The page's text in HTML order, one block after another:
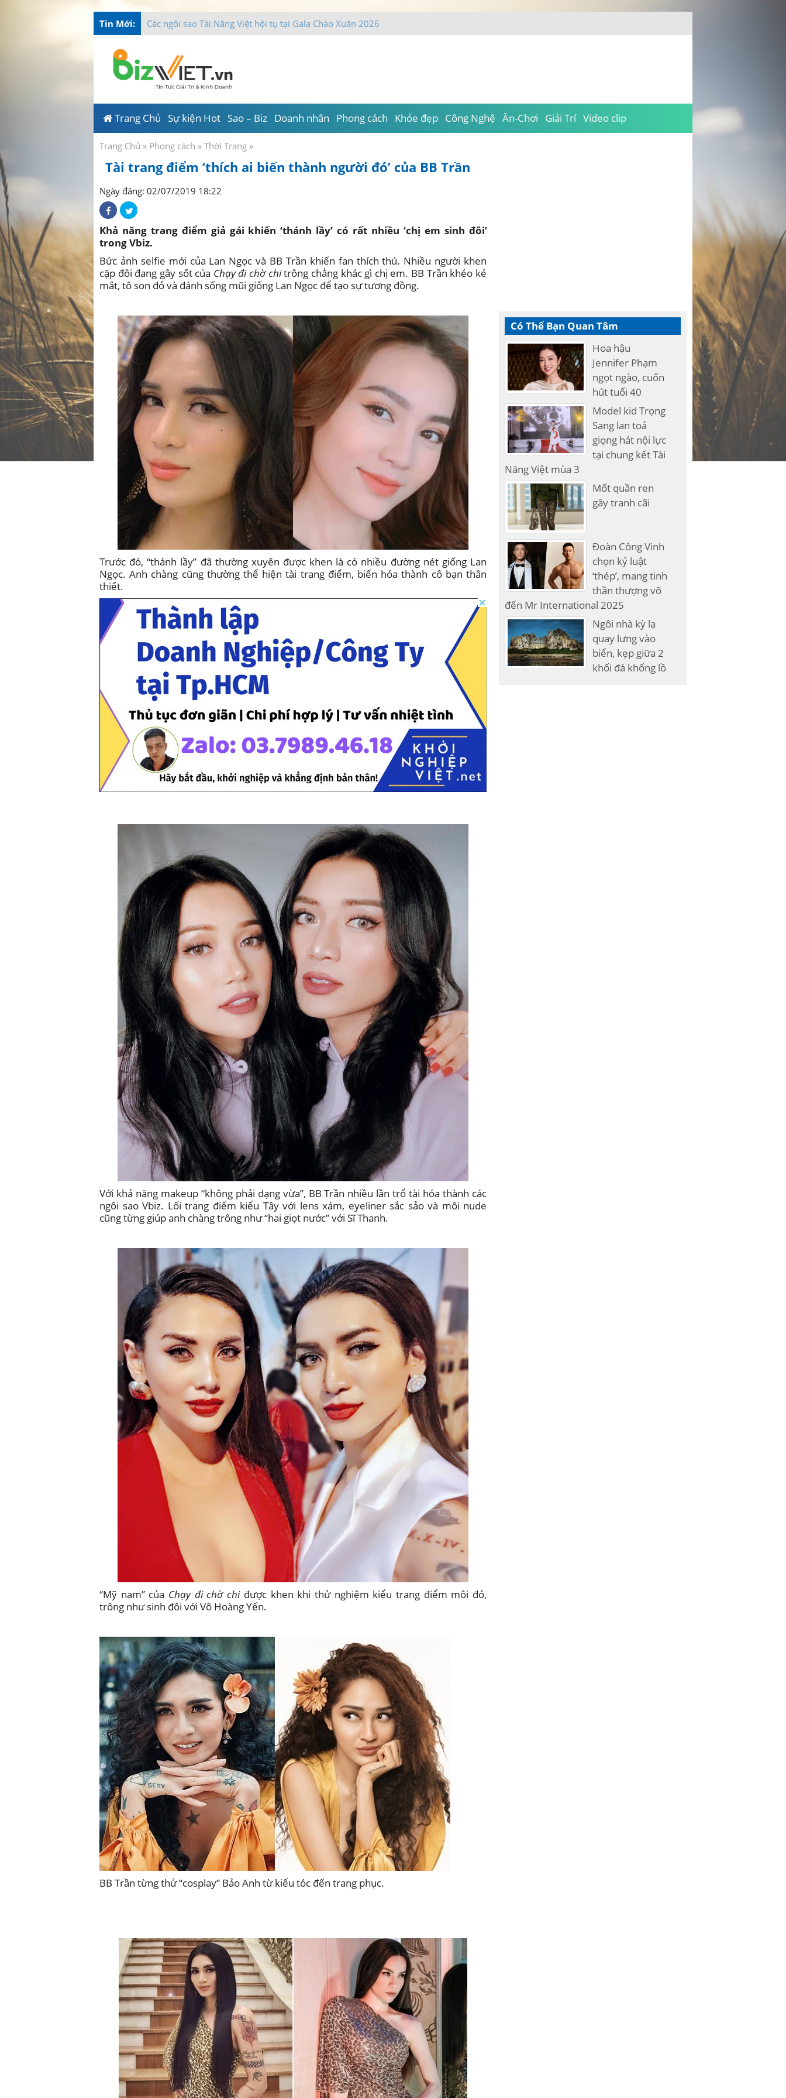
Tin Mới: Tài Năng Việt chung-
Trang Chủ Sự kiện Hot Sao – Biz Doanh nhân Phong cách Khỏe đẹp Công Nghệ Ăn-Chơi Giải Trí Video clip
Trang Chủ » Phong cách » Thời Trang »
Tài trang điểm ‘thích ai biến thành người đó’ của BB Trần
Ngày đăng: 02/07/2019 18:22
Khả năng trang điểm giả gái khiến ‘thánh lầy’ có rất nhiều ‘chị em sinh đôi’
trong Vbiz.
Bức ảnh selfie mới của Lan Ngọc và BB Trần khiến fan thích thú. Nhiều người khen
cặp đôi đang gây sốt của Chạy đi chờ chitrông chẳng khác gì chị em. BB Trần khéo kẻ
mắt, tô son đỏ và đánh sống mũi giống Lan Ngọc để tạo sự tương đồng.
Trước đó, “thánh lầy” đã thường xuyên được khen là có nhiều đường nét giống Lan
Ngọc. Anh chàng cũng thường thể hiện tài trang điểm, biến hóa thành cô bạn thân
thiết.
Với khả năng makeup “không phải dạng vừa”, BB Trần nhiều lần trổ tài hóa thành các
ngôi sao Vbiz. Lối trang điểm kiểu Tây với lens xám, eyeliner sắc sảo và môi nude
cũng từng giúp anh chàng trông như “hai giọt nước” với Sĩ Thanh.
“Mỹ nam” của Chạy đi chờ chiđược khen khi thử nghiệm kiểu trang điểm môi đỏ,
trông như sinh đôi với Võ Hoàng Yến.
BB Trần từng thử “cosplay” Bảo Anh từ kiểu tóc đến trang phục.
Có Thể Bạn Quan Tâm
Hoa hậu
Jennifer Phạm
ngọt ngào, cuốn
hút tuổi 40
Model kid Trọng
Sang lan toả
giọng hát nội lực
tại chung kết Tài
Năng Việt mùa 3
Mốt quần ren
gây tranh cãi
Đoàn Công Vinh
chọn kỷ luật
‘thép’, mang tinh
thần thượng võ
đến Mr International 2025
Ngôi nhà kỳ lạ
quay lưng vào
biển, kẹp giữa 2
khối đá khổng lồ